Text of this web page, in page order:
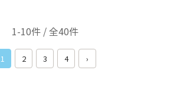
1-10件 / 全40件
1 2 3 4 ›